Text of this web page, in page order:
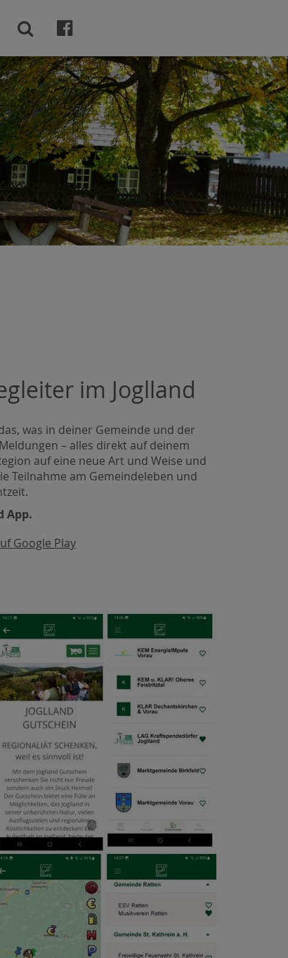
im Joglland
was in deiner Gemeinde und der
– alles direkt auf deinem
auf eine neue Art und Weise und
Teilnahme am Gemeindeleben und
App.
Google Play
 